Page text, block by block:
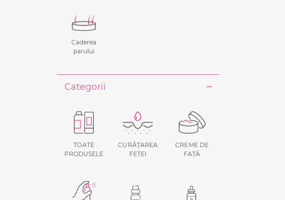
Caderea
parului
Categorii
TOATE
PRODUSELE
CURĂȚAREA
FEȚEI
CREME DE
FAȚĂ